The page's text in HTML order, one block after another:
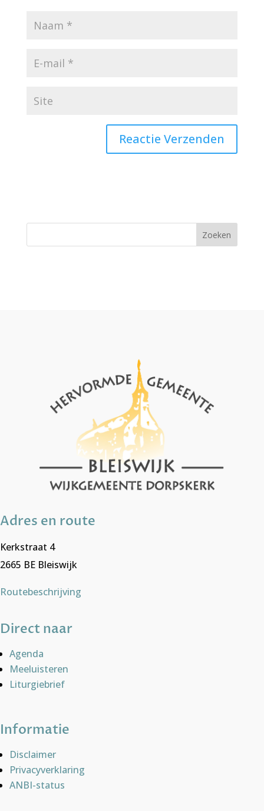
Adres en route
Kerkstraat 4
2665 BE Bleiswijk
Routebeschrijving
Direct naar
Agenda
Meeluisteren
Liturgiebrief
Informatie
Disclaimer
Privacyverklaring
ANBI-status